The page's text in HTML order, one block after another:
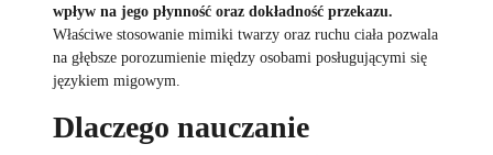
wpływ na jego płynność oraz dokładność przekazu.
Właściwe stosowanie mimiki twarzy oraz ruchu ciała pozwala
na głębsze porozumienie między osobami posługującymi się
językiem migowym.
Dlaczego nauczanie